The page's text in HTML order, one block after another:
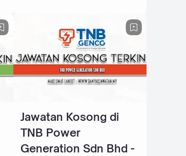
Jawatan Kosong di
TNB Power
Generation Sdn Bhd -